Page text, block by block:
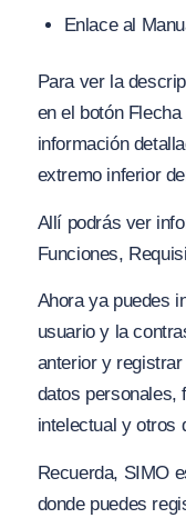
Enlace al
Para ver la
en el botón
información
extremo inferior
Allí podrás ver
Funciones,
Ahora ya puedes
usuario y la
anterior y
datos personales,
intelectual y otros
Recuerda, SIMO
donde puedes